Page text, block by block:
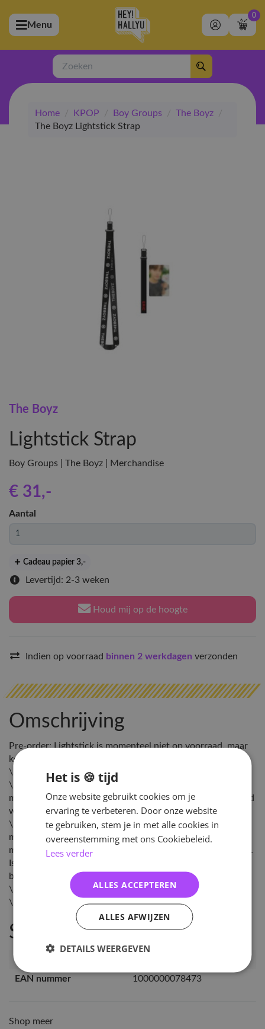
(Artiesten)
(Merchandise)
(Exclusive)
(Winkel)
Menu
0
Zoeken
Home / KPOP / Boy Groups / The Boyz
/
The Boyz Lightstick Strap
The Boyz
Lightstick Strap
Boy Groups | The Boyz | Merchandise
€ 31,-
Aantal
Cadeau papier 3,-
Levertijd: 2-3 weken
Houd mij op de hoogte
Indien op voorraad binnen 2 werkdagen verzonden
Omschrijving
Pre-order: Lightstick is momenteel niet op voorraad, maar
komt met de volgende Hey!Hallyu levering mee
\n
\nLeverdatum: 1-4 weken. De levertijd hangt af van het
moment waarop je besteld en wanneer de nieuwe voorraad
wordt verzonden uit Zuid-Korea.
\nLet op: Het kan helaas voor komen dat de lightstick niet
meer beschikbaar is. Wij houden onze leverancier zo veel
mogelijk in de gaten wanneer producten uitverkocht raken.
Is de lightstick niet meer beschikbaar dan annuleren we je
bestelling en krijg je het geld uiteraard terug.
\n
\n
Specificaties
EAN nummer
1000000078473
Shop meer
Het is 🍪 tijd
Onze website gebruikt cookies om je
ervaring te verbeteren. Door onze website
te gebruiken, stem je in met alle cookies in
overeenstemming met ons Cookiebeleid.
Lees verder
ALLES ACCEPTEREN
ALLES AFWIJZEN
DETAILS WEERGEVEN